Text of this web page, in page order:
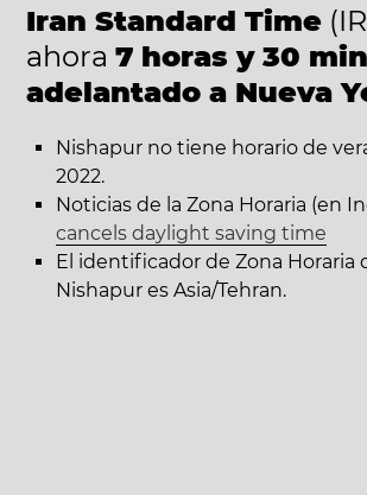
Iran Standard Time
ahora 7 horas y 30
adelantado a Nueva
Nishapur no tiene horario de
2022.
Noticias de la Zona Horaria (en
cancels daylight saving time
El identificador de Zona Horaria
Nishapur es Asia/Tehran.